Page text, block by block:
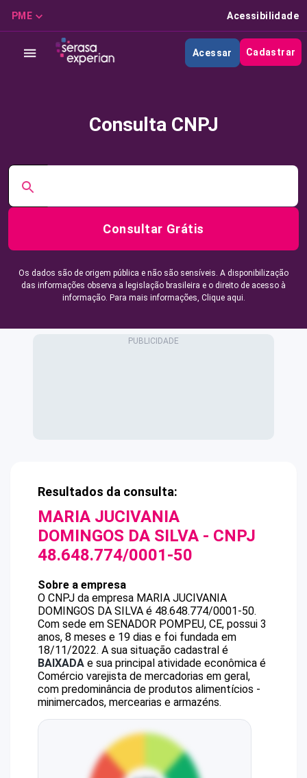
PME Acessibilidade
Acessar Cadastrar
Consulta CNPJ
Consultar Grátis
Os dados são de origem pública e não são sensíveis. A disponibilização
das informações observa a legislação brasileira e o direito de acesso à
informação. Para mais informações, Clique aqui.
Resultados da consulta:
MARIA JUCIVANIA
DOMINGOS DA SILVA - CNPJ
48.648.774/0001-50
Sobre a empresa
O CNPJ da empresa MARIA JUCIVANIA
DOMINGOS DA SILVA é 48.648.774/0001-50.
Com sede em SENADOR POMPEU, CE, possui 3
anos, 8 meses e 19 dias e foi fundada em
18/11/2022. A sua situação cadastral é
BAIXADA e sua principal atividade econômica é
Comércio varejista de mercadorias em geral,
com predominância de produtos alimentícios -
minimercados, mercearias e armazéns.